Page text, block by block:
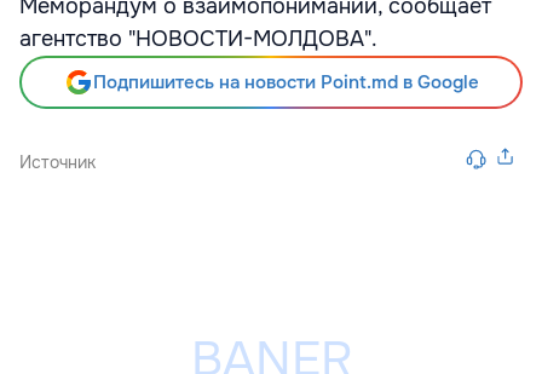
Меморандум о взаимопонимании, сообщает
агентство "НОВОСТИ-МОЛДОВА".
Подпишитесь на новости Point.md в Google
Источник